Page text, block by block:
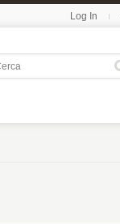
Log In